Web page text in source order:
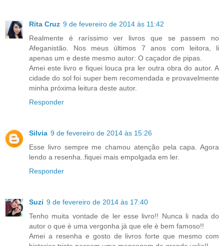
Rita Cruz 9 de fevereiro de 2014 às 11:42
Realmente é raríssimo ver livros que se passem no
Afeganistão. Nos meus últimos 7 anos com leitora, li
apenas um e deste mesmo autor: O caçador de pipas.
Amei este livro e fiquei louca pra ler outra obra do autor. A
cidade do sol foi super bem recomendada e provavelmente
minha próxima leitura deste autor.
Responder
Silvia 9 de fevereiro de 2014 às 15:26
Esse livro sempre me chamou atenção pela capa. Agora
lendo a resenha..fiquei mais empolgada em ler.
Responder
Suzi 9 de fevereiro de 2014 às 17:40
Tenho muita vontade de ler esse livro!! Nunca li nada do
autor o que è uma vergonha jà que ele è bem famoso!!
Amei a resenha e gosto de livros forte que mesmo com